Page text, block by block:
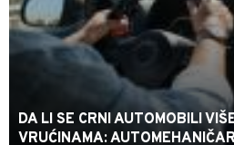
DA LI SE CRNI AUTOMOBILI
VRUĆINAMA: